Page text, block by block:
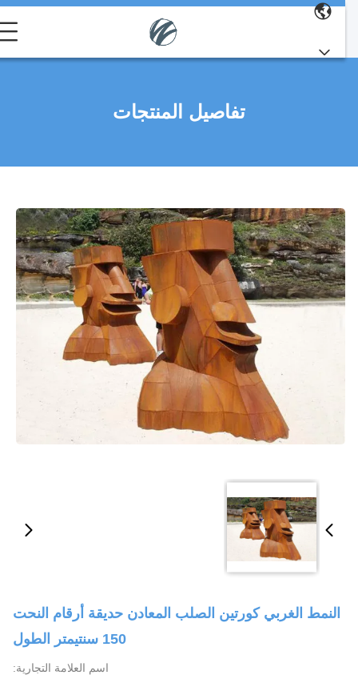
تفاصيل المنتجات
النمط الغربي كورتين الصلب المعادن حديقة أرقام النحت
150 سنتيمتر الطول
اسم العلامة التجارية: